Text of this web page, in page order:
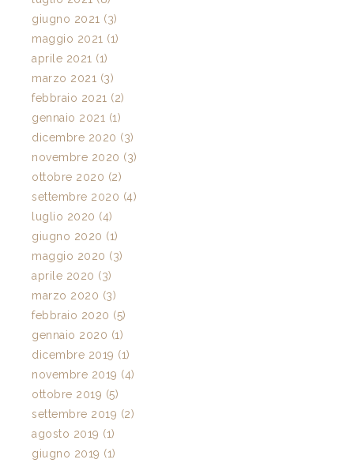
giugno 2021 (3)
maggio 2021 (1)
aprile 2021 (1)
marzo 2021 (3)
febbraio 2021 (2)
gennaio 2021 (1)
dicembre 2020 (3)
novembre 2020 (3)
ottobre 2020 (2)
settembre 2020 (4)
luglio 2020 (4)
giugno 2020 (1)
maggio 2020 (3)
aprile 2020 (3)
marzo 2020 (3)
febbraio 2020 (5)
gennaio 2020 (1)
dicembre 2019 (1)
novembre 2019 (4)
ottobre 2019 (5)
settembre 2019 (2)
agosto 2019 (1)
giugno 2019 (1)